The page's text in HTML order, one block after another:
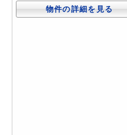
物件の詳細を見る